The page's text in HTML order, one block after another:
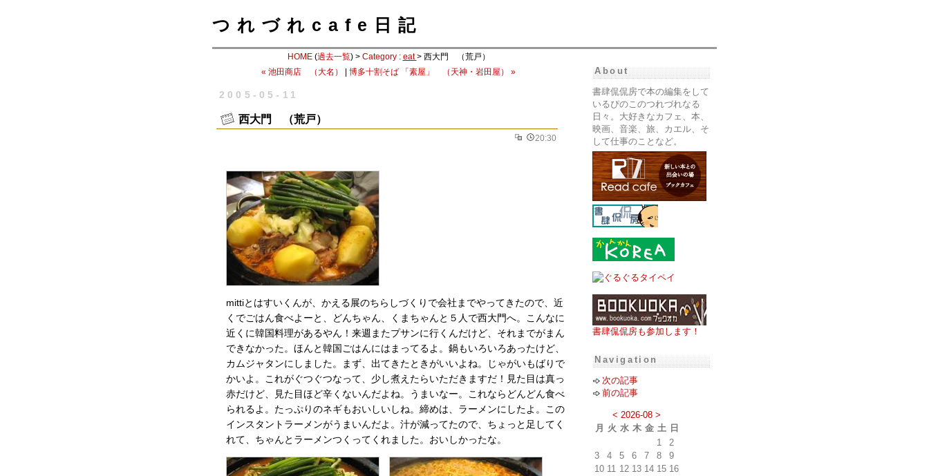
つれづれcafe日記
HOME(過去一覧) > Category : eat> 西大門 （荒戸）
« 池田商店 （大名）
博多十割そば 「素屋」 （天神・岩田屋） »
2005-05-11
西大門 （荒戸）
20:30
mittiとはすいくんが、かえる展のちらしづくりで会社までやってきたので、近
くでごはん食べよーと、どんちゃん、くまちゃんと５人で西大門へ。こんなに
近くに韓国料理があるやん！来週またプサンに行くんだけど、それまでがまん
できなかった。ほんと韓国ごはんにはまってるよ。鍋もいろいろあったけど、
カムジャタンにしました。まず、出てきたときがいいよね。じゃがいもばりで
かいよ。これがぐつぐつなって、少し煮えたらいただきますだ！見た目は真っ
赤だけど、見た目ほど辛くないんだよね。うまいなー。これならどんどん食べ
られるよ。たっぷりのネギもおいしいしね。締めは、ラーメンにしたよ。この
インスタントラーメンがうまいんだよ。汁が減ってたので、ちょっと足してく
れて、ちゃんとラーメンつくってくれました。おいしかったな。
About
書肆侃侃房で本の編集をして
いるぴのこのつれづれなる
日々。大好きなカフェ、本、
映画、音楽、旅、カエル、そ
して仕事のことなど。
書肆侃侃房も参加します！
Navigation
次の記事
前の記事
< 2026-08 >
月
火 水 木 金 土 日
1
2
3
4 5 6 7 8
9
10 11 12 13 14 15 16